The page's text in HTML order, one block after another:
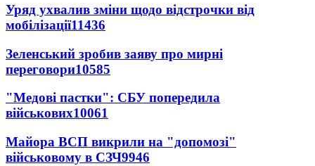
Уряд ухвалив зміни щодо відстрочки від
мобілізації11436
Зеленський зробив заяву про мирні
переговори10585
"Медові пастки": СБУ попередила
військових10061
Майора ВСП викрили на "допомозі"
військовому в СЗЧ9946